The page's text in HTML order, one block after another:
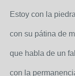
Estoy con la
con su pátina de
que habla de un
con la